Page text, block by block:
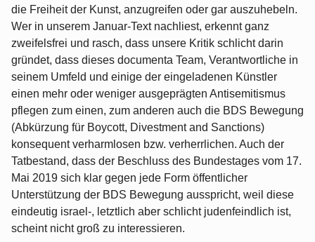
die Freiheit der Kunst, anzugreifen oder gar auszuhebeln.
Wer in unserem Januar-Text nachliest, erkennt ganz
zweifelsfrei und rasch, dass unsere Kritik schlicht darin
gründet, dass dieses documenta Team, Verantwortliche in
seinem Umfeld und einige der eingeladenen Künstler
einen mehr oder weniger ausgeprägten Antisemitismus
pflegen zum einen, zum anderen auch die BDS Bewegung
(Abkürzung für Boycott, Divestment and Sanctions)
konsequent verharmlosen bzw. verherrlichen. Auch der
Tatbestand, dass der Beschluss des Bundestages vom 17.
Mai 2019 sich klar gegen jede Form öffentlicher
Unterstützung der BDS Bewegung ausspricht, weil diese
eindeutig israel-, letztlich aber schlicht judenfeindlich ist,
scheint nicht groß zu interessieren.